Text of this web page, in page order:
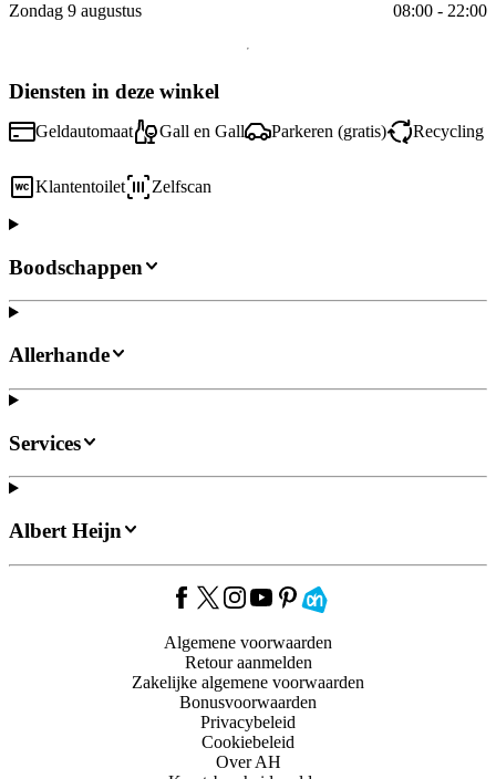
Zondag 9 augustus 08:00 - 22:00
Diensten in deze winkel
Geldautomaat Gall en Gall Parkeren (gratis) Recycling
Klantentoilet Zelfscan
Boodschappen
Allerhande
Services
Albert Heijn
Algemene voorwaarden
Retour aanmelden
Zakelijke algemene voorwaarden
Bonusvoorwaarden
Privacybeleid
Cookiebeleid
Over AH